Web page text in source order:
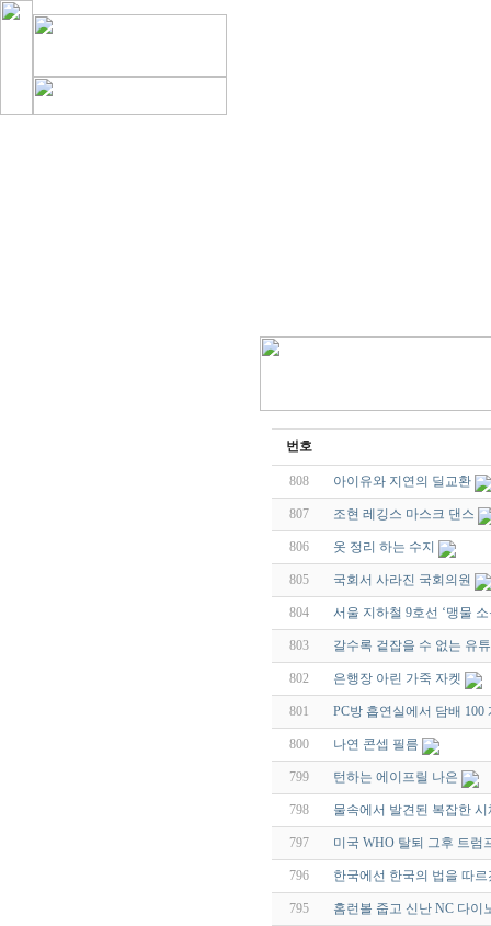
번호
808 아이유와 지연의 딜교환
807 조현 레깅스 마스크 댄스
806 옷 정리 하는 수지
805 국회서 사라진 국회의원
804 서울 지하철 9호선 ‘맹물 소
803 갈수록 겉잡을 수 없는 유
802 은행장 아린 가죽 자켓
801 PC방 흡연실에서 담배 100
800 나연 콘셉 필름
799 턴하는 에이프릴 나은
798 물속에서 발견된 복잡한
797 미국 WHO 탈퇴 그후 트럼
796 한국에선 한국의 법을 따
795 홈런볼 줍고 신난 NC 다이